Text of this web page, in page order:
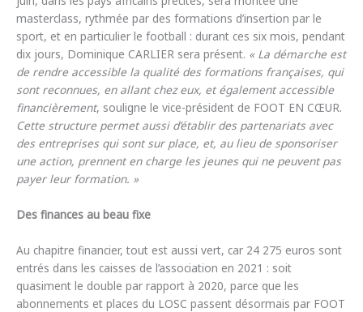
masterclass, rythmée par des formations d’insertion par le
sport, et en particulier le football : durant ces six mois, pendant
dix jours, Dominique CARLIER sera présent. « La démarche est
de rendre accessible la qualité des formations françaises, qui
sont reconnues, en allant chez eux, et également accessible
financièrement, souligne le vice-président de FOOT EN CŒUR.
Cette structure permet aussi d’établir des partenariats avec
des entreprises qui sont sur place, et, au lieu de sponsoriser
une action, prennent en charge les jeunes qui ne peuvent pas
payer leur formation. »
Des finances au beau fixe
Au chapitre financier, tout est aussi vert, car 24 275 euros sont
entrés dans les caisses de l’association en 2021 : soit
quasiment le double par rapport à 2020, parce que les
abonnements et places du LOSC passent désormais par FOOT